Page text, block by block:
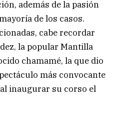
además de la pasión
de los casos.
cabe recordar
la popular Mantilla
chamamé, la que dio
más convocante
inaugurar su corso el